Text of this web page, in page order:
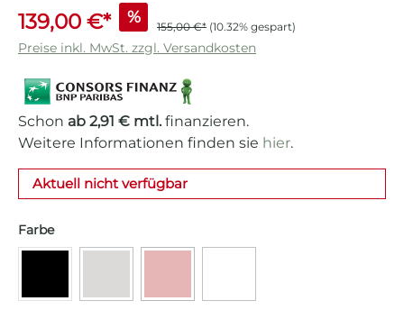
139,00 €* % 155,00 €* (10.32% gespart)
Preise inkl. MwSt. zzgl. Versandkosten
Schon ab 2,91 € mtl. finanzieren.
Weitere Informationen finden sie hier.
Aktuell nicht verfügbar
Farbeauswählen